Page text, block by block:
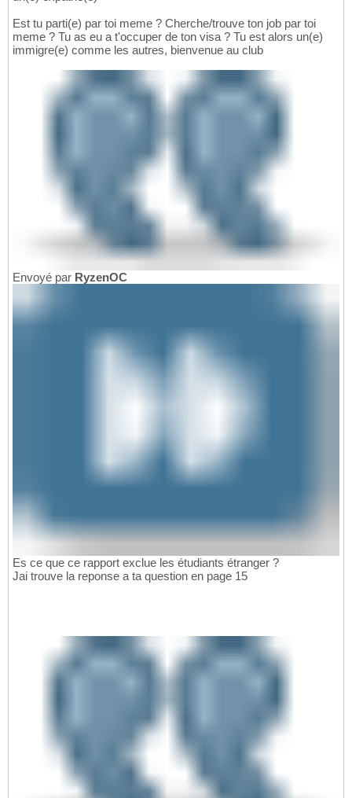
Est tu parti(e) par toi meme ? Cherche/trouve ton job par toi
meme ? Tu as eu a t'occuper de ton visa ? Tu est alors un(e)
immigre(e) comme les autres, bienvenue au club
Envoyé par RyzenOC
Es ce que ce rapport exclue les étudiants étranger ?
Jai trouve la reponse a ta question en page 15